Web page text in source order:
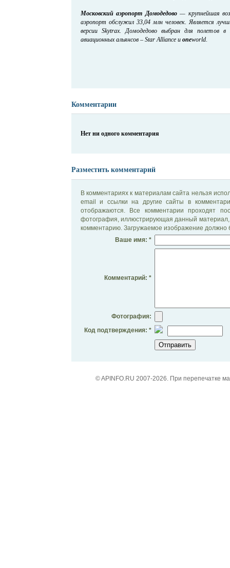
Московский аэропорт Домодедово— крупнейшая
аэропорт обслужил 33,04 млн человек. Является
версии Skytrax. Домодедово выбран для полетов
авиационных альянсов – Star Alliance и oneworld.
Комментарии
Нет ни одного комментария
Разместить комментарий
В комментариях к материалам сайта нельзя
email и ссылки на другие сайты в
отображаются. Все комментарии проходят
фотография, иллюстрирующая данный материал,
комментарию. Загружаемое изображение должно
Ваше имя: *
Комментарий: *
Фотография:
Код подтверждения: *
© APINFO.RU 2007-2026. При перепечатке